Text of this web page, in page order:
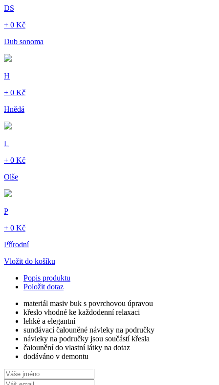
DS
+ 0 Kč
Dub sonoma
H
+ 0 Kč
Hnědá
L
+ 0 Kč
Olše
P
+ 0 Kč
Přírodní
Vložit do košíku
Popis produktu
Položit dotaz
materiál masiv buk s povrchovou úpravou
křeslo vhodné ke každodenní relaxaci
lehké a elegantní
sundávací čalouněné návleky na područky
návleky na područky jsou součástí křesla
čalounění do vlastní látky na dotaz
dodáváno v demontu